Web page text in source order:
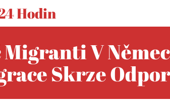
Hodin
V
Skrze